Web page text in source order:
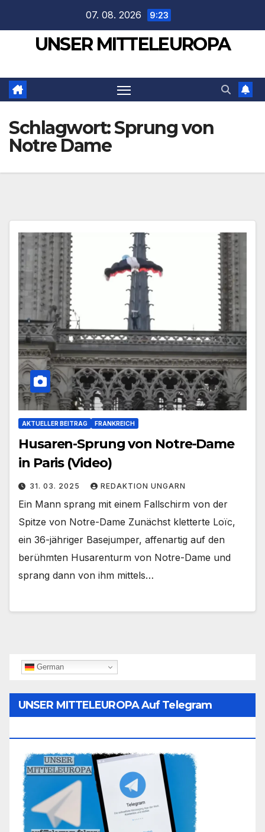
springen
07. 08. 2026 9:23
UNSER MITTELEUROPA
Schlagwort:Sprung von
Notre Dame
AKTUELLER BEITRAG FRANKREICH
Husaren-Sprung von Notre-Dame
in Paris (Video)
31. 03. 2025 REDAKTION UNGARN
Ein Mann sprang mit einem Fallschirm von der
Spitze von Notre-Dame Zunächst kletterte Loïc,
ein 36-jähriger Basejumper, affenartig auf den
berühmten Husarenturm von Notre-Dame und
sprang dann von ihm mittels…
German
UNSER MITTELEUROPA Auf Telegram